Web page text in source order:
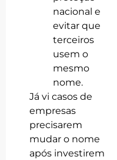
nacional e
evitar que
terceiros
usem o
mesmo
nome.
Já vi casos de
empresas
precisarem
mudar o nome
após investirem